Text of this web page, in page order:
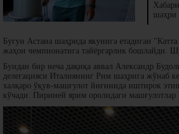
шаҳри
Бугун Астана шаҳрида якунига етадиган
жаҳон чемпионатига тайёргарлик бошлайди.
Бундан бир неча дақиқа аввал Александр
делегацияси Италиянинг Рим шаҳрига жўнаб
халқаро ўқув-машғулот йиғинида иштирок
кўчади. Пириней ярим оролидаги машғулотлар